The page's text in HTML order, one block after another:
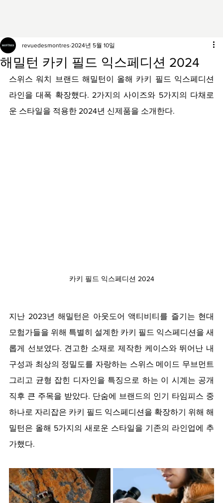
해밀턴 카키 필드 익스페디션 2024
revuedesmontres 2024년 5월 10일
스위스 워치 브랜드 해밀턴이 올해 카키 필드 익스페디션
라인을 대폭 확장했다. 2가지의 사이즈와 5가지의 다채로
운 스타일을 적용한 2024년 신제품을 소개한다.
카키 필드 익스페디션 2024
지난 2023년 해밀턴은 아웃도어 액티비티를 즐기는 현대
모험가들을 위해 특별히 설계한 카키 필드 익스페디션을 새
롭게 선보였다. 견고한 소재로 제작한 케이스와 뛰어난 내
구성과 최상의 정밀도를 자랑하는 스위스 메이드 무브먼트
그리고 균형 잡힌 디자인을 특징으로 하는 이 시계는 공개
직후 큰 주목을 받았다. 단숨에 브랜드의 인기 타임피스 중
하나로 자리잡은 카키 필드 익스페디션을 확장하기 위해 해
밀턴은 올해 5가지의 새로운 스타일을 기존의 라인업에 추
가했다.